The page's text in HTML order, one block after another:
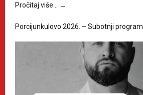
Pročitaj više…
→
Porcijunkulovo 2026. – Subotnji program